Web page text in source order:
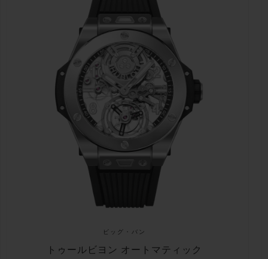
ビッグ・バン
トゥールビヨン オートマティック